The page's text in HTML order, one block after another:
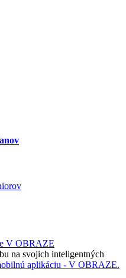
na svojich inteligentných
aplikáciu - V OBRAZE.